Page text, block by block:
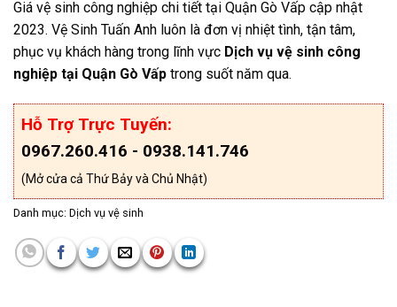
Giá vệ sinh công nghiệp chi tiết tại Quận Gò Vấp cập nhật
2023. Vệ Sinh Tuấn Anh luôn là đơn vị nhiệt tình, tận tâm,
phục vụ khách hàng trong lĩnh vực Dịch vụ vệ sinh công
nghiệp tại Quận Gò Vấp trong suốt năm qua.
Hỗ Trợ Trực Tuyến:
0967.260.416 - 0938.141.746
(Mở cửa cả Thứ Bảy và Chủ Nhật)
Danh mục: Dịch vụ vệ sinh